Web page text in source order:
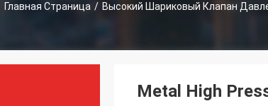
Главная Страница / Высокий Шариковый Клапан
Metal High